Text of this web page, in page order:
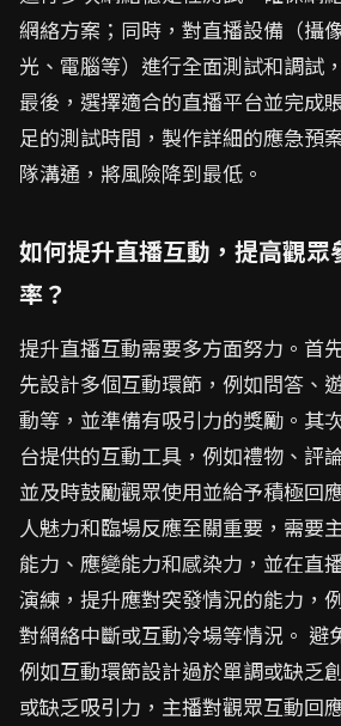
網絡方案；同時，對直播設備（攝
光、電腦等）進行全面測試和調試
最後，選擇適合的直播平台並完成
足的測試時間，製作詳細的應急預
隊溝通，將風險降到最低。
如何提升直播互動，提高觀眾
率？
提升直播互動需要多方面努力。首
先設計多個互動環節，例如問答、
動等，並準備有吸引力的獎勵。其
台提供的互動工具，例如禮物、評
並及時鼓勵觀眾使用並給予積極回
人魅力和臨場反應至關重要，需要
能力、應變能力和感染力，並在直
演練，提升應對突發情況的能力，
對網絡中斷或互動冷場等情況。 避
例如互動環節設計過於單調或缺乏
或缺乏吸引力，主播對觀眾互動回